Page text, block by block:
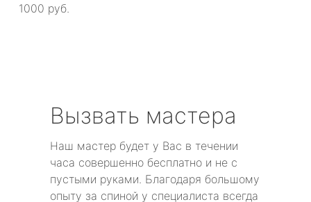
1000 руб.
Вызвать мастера
Наш мастер будет у Вас в течении
часа совершенно бесплатно и не с
пустыми руками. Благодаря большому
опыту за спиной у специалиста всегда